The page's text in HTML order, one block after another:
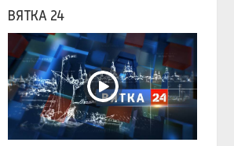
ВЯТКА 24